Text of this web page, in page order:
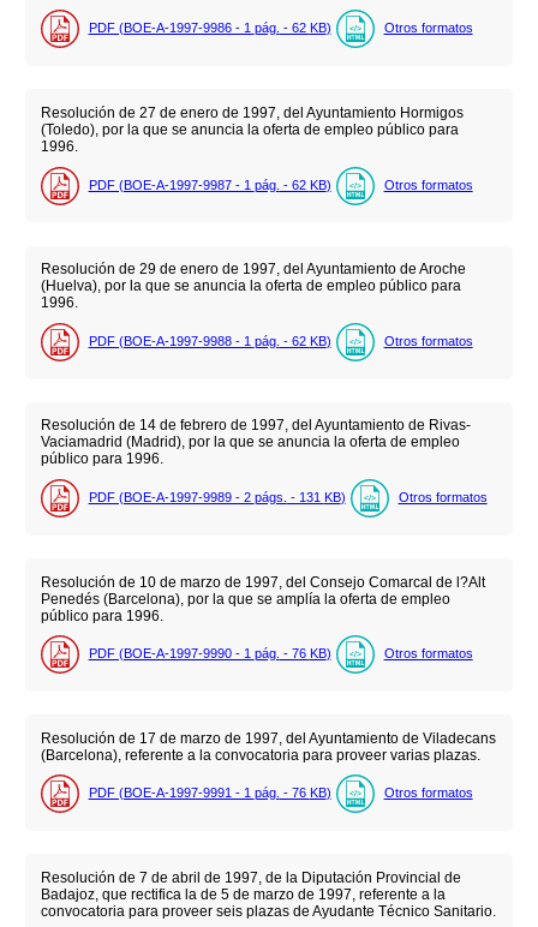
PDF (BOE-A-1997-9986 - 1 pág. - 62 KB) Otros formatos
Resolución de 27 de enero de 1997, del Ayuntamiento Hormigos
(Toledo), por la que se anuncia la oferta de empleo público para
1996.
PDF (BOE-A-1997-9987 - 1 pág. - 62 KB) Otros formatos
Resolución de 29 de enero de 1997, del Ayuntamiento de Aroche
(Huelva), por la que se anuncia la oferta de empleo público para
1996.
PDF (BOE-A-1997-9988 - 1 pág. - 62 KB) Otros formatos
Resolución de 14 de febrero de 1997, del Ayuntamiento de Rivas-
Vaciamadrid (Madrid), por la que se anuncia la oferta de empleo
público para 1996.
PDF (BOE-A-1997-9989 - 2 págs. - 131 KB) Otros formatos
Resolución de 10 de marzo de 1997, del Consejo Comarcal de l?Alt
Penedés (Barcelona), por la que se amplía la oferta de empleo
público para 1996.
PDF (BOE-A-1997-9990 - 1 pág. - 76 KB) Otros formatos
Resolución de 17 de marzo de 1997, del Ayuntamiento de Viladecans
(Barcelona), referente a la convocatoria para proveer varias plazas.
PDF (BOE-A-1997-9991 - 1 pág. - 76 KB) Otros formatos
Resolución de 7 de abril de 1997, de la Diputación Provincial de
Badajoz, que rectifica la de 5 de marzo de 1997, referente a la
convocatoria para proveer seis plazas de Ayudante Técnico Sanitario.